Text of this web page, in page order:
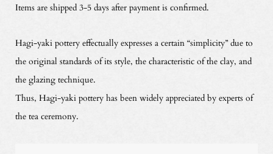
Items are shipped 3-5 days after payment is confirmed.
Hagi-yaki pottery effectually expresses a certain “simplicity” due to
the original standards of its style, the characteristic of the clay, and
the glazing technique.
Thus, Hagi-yaki pottery has been widely appreciated by experts of
the tea ceremony.